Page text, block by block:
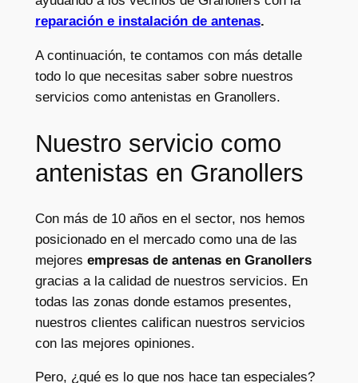
reparación e instalación de antenas.
A continuación, te contamos con más detalle
todo lo que necesitas saber sobre nuestros
servicios como antenistas en Granollers.
Nuestro servicio como
antenistas en Granollers
Con más de 10 años en el sector, nos hemos
posicionado en el mercado como una de las
mejores empresas de antenas en Granollers
gracias a la calidad de nuestros servicios. En
todas las zonas donde estamos presentes,
nuestros clientes califican nuestros servicios
con las mejores opiniones.
Pero, ¿qué es lo que nos hace tan especiales?